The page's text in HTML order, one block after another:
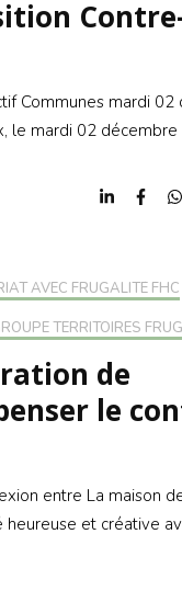
Communes mardi 02
le mardi 02
AVEC FRUGALITÉ FHC
TERRITOIRES
de
le
entre La maison
heureuse et créative